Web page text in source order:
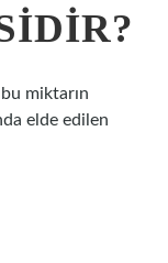
miktarın
elde edilen